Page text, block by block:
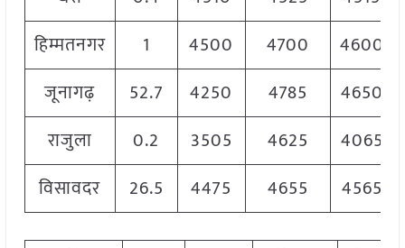
हिम्मतनगर
1 4500 4700
4600
जूनागढ़
52.7 4250 4785
4650
राजुला
0.2 3505 4625
4065
विसावदर
26.5 4475 4655 4565